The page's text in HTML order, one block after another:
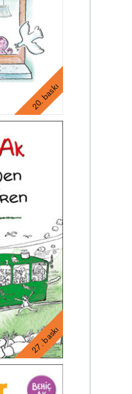
20. baskı
27. baskı